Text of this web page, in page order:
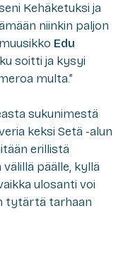
Kehäketuksi ja
niinkin paljon
Edu
soitti ja kysyi
multa.”
sukunimestä
keksi Setä -alun
erillistä
päälle, kyllä
ulosanti voi
tytärtä tarhaan